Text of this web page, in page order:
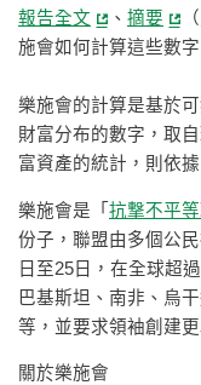
報告全文
、 摘要
施會如何計算這些數字
樂施會的計算是基於
財富分布的數字，取
富資產的統計，則依
樂施會是「 抗撃不平
份子，聯盟由多個公
日至25日，在全球超
巴基斯坦、南非、烏
等，並要求領袖創建
關於樂施會